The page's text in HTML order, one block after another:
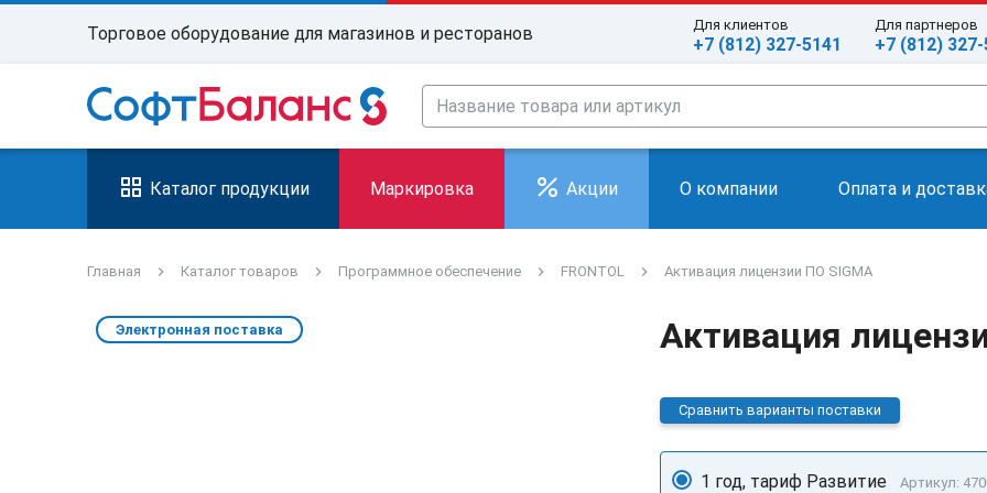
Торговое оборудование для магазинов и ресторанов Для клиентов
+7 (812) 327-5141
Для партнеров
+7 (812)
Каталог продукции Маркировка Акции О компании Оплата и
Главная Каталог товаров Программное обеспечение FRONTOL Активация лицензии ПО SIGMA
Электронная поставка Активация
Сравнить варианты поставки
1 год, тариф Развитие Артикул: